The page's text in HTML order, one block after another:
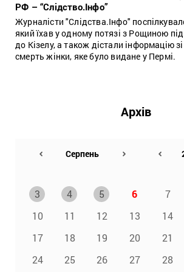
РФ – “Слідство.Інфо”
Журналісти "Слідства.Інфо"
який їхав у одному потязі з Рощиною
до Кізелу, а також дістали інформацію
смерть жінки, яке було видане у Пермі.
Архів
3
4 5 6 7
10
11 12 13 14
17
18 19 20 21
24
25 26 27 28